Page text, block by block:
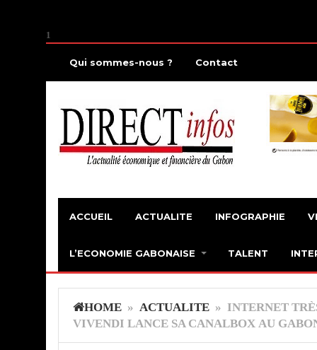
1
Qui sommes-nous ? Contact
ACCUEIL ACTUALITE INFOGRAPHIE
L’ECONOMIE GABONAISE TALENT
HOME » ACTUALITE » INTERNET
VIVENDI LANCE SA CANALBOX AU